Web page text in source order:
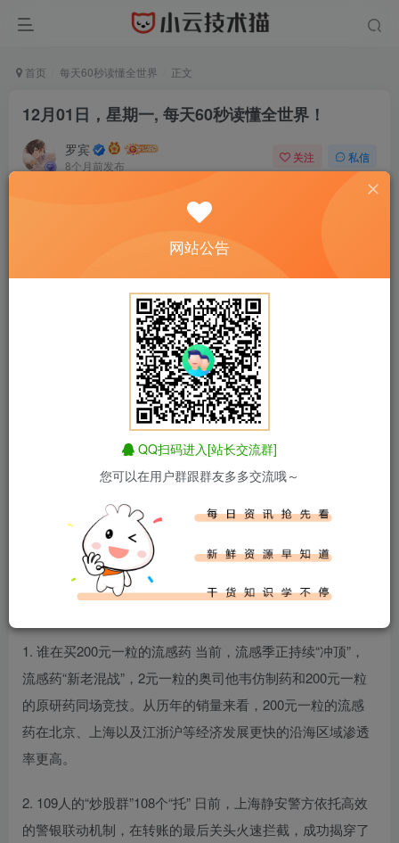
首页 每天60秒读懂全世界 正文
12月01日，星期一, 每天60秒读懂全世界！
罗宾
8个月前发布
关注 私信
正文开始阅读，请点击右上角“关注”按钮，关注作者
------正文内容展示，开始汲取新知识------
百度热搜新闻
新闻来源：百度热搜榜
1. 谁在买200元一粒的流感药 当前，流感季正持续“冲顶”，
流感药“新老混战”，2元一粒的奥司他韦仿制药和200元一粒
的原研药同场竞技。从历年的销量来看，200元一粒的流感
药在北京、上海以及江浙沪等经济发展更快的沿海区域渗透
率更高。
2. 109人的“炒股群”108个“托” 日前，上海静安警方依托高效
的警银联动机制，在转账的最后关头火速拦截，成功揭穿了
网站公告
QQ扫码进入[站长交流群]
您可以在用户群跟群友多多交流哦～